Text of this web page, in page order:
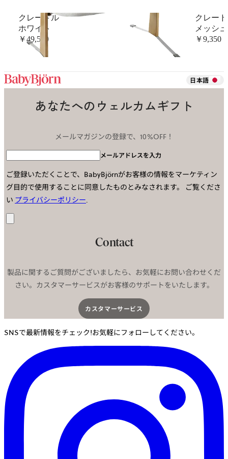
クレードル
ホワイト
￥49,500
クレー
メッシ
￥9,350
日本語
あなたへのウェルカムギフト
メールマガジンの登録で、10%OFF！
メールアドレスを入力
ご登録いただくことで、BabyBjörnがお客様の情報をマーケティン
グ目的で使用することに同意したものとみなされます。
ご覧くださ
い プライバシーポリシー.
Contact
製品に関するご質問がございましたら、お気軽にお問い合わせくだ
さい。カスタマーサービスがお客様のサポートをいたします。
カスタマーサービス​
SNSで最新情報をチェック!お気軽にフォローしてください。